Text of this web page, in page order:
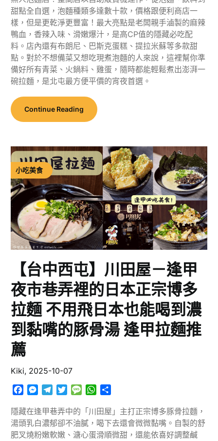
甜點全自選，泡麵種類多達數十款，價格跟便利商店一
樣，但是更乾淨更豐富！最大亮點是老闆親手滷製的麻辣
鴨血，香辣入味、滑嫩爆汁，是高CP值的隱藏必吃配
料。店內還有布朗尼、巴斯克蛋糕、提拉米蘇等多款甜
點。對於不想備菜又想吃現煮泡麵的人來說，這裡幫你準
備好所有青菜、火鍋料、雞蛋，隨時都能輕鬆煮出澎湃一
碗拉麵，是北屯最方便平價的宵夜首選。
Continue Reading
小吃美食
【台中西屯】川田屋－逢甲
夜市巷弄裡的日本正宗博多
拉麵 不用飛日本也能喝到濃
到黏嘴的豚骨湯 逢甲拉麵推
薦
Kiki, 2025-10-07
Facebook
Messenger
TelegramTwitterMessageWhatsApp
隱藏在逢甲巷弄中的「川田屋」主打正宗博多豚骨拉麵，
湯頭乳白濃郁卻不油膩，喝下去還會微微黏嘴。自製的舒
肥叉燒粉嫩軟嫩、溏心蛋滑順微甜，還能依喜好調整鹹